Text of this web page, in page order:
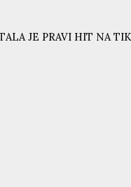
JE PRAVI HIT NA